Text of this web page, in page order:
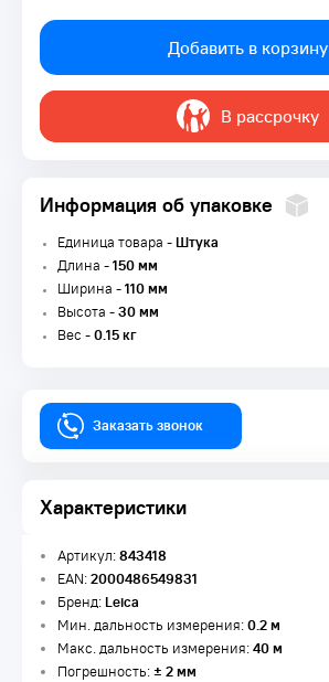
Добавить в корзину
В рассрочку
Информация об упаковке
Единица товара -Штука
Длина -150 мм
Ширина -110 мм
Высота -30 мм
Вес -0.15 кг
Заказать звонок
Характеристики
Артикул:843418
EAN:2000486549831
Бренд:Leica
Мин. дальность измерения:0.2 м
Макс. дальность измерения:40 м
Погрешность:± 2 мм